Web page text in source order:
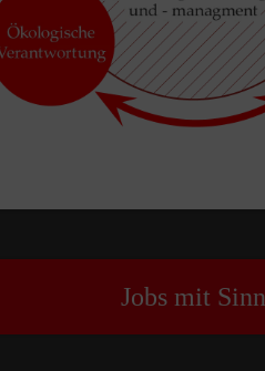
Jobs mit Sinn